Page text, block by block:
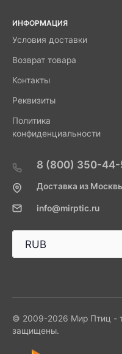
ИНФОРМАЦИЯ
Условия доставки
Возврат товара
Контакты
Реквизиты
Политика
конфиденциальности
8 (800) 350-44-
Доставка из
info@mirptic.ru
© 2009-2026 Мир Птиц -
защищены.